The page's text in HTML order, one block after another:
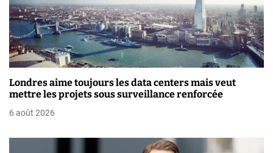
r
t
i
c
l
Londres aime toujours les data centers mais veut
mettre les projets sous surveillance renforcée
6 août 2026